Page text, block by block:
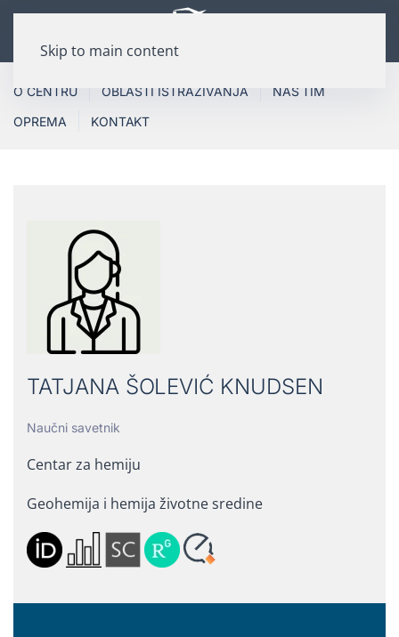
Skip to main content
O CENTRU OBLASTI ISTRAŽIVANJA
NAŠ TIM
OPREMA
KONTAKT
TATJANA ŠOLEVIĆ KNUDSEN
Naučni savetnik
Centar za hemiju
Geohemija i hemija životne sredine